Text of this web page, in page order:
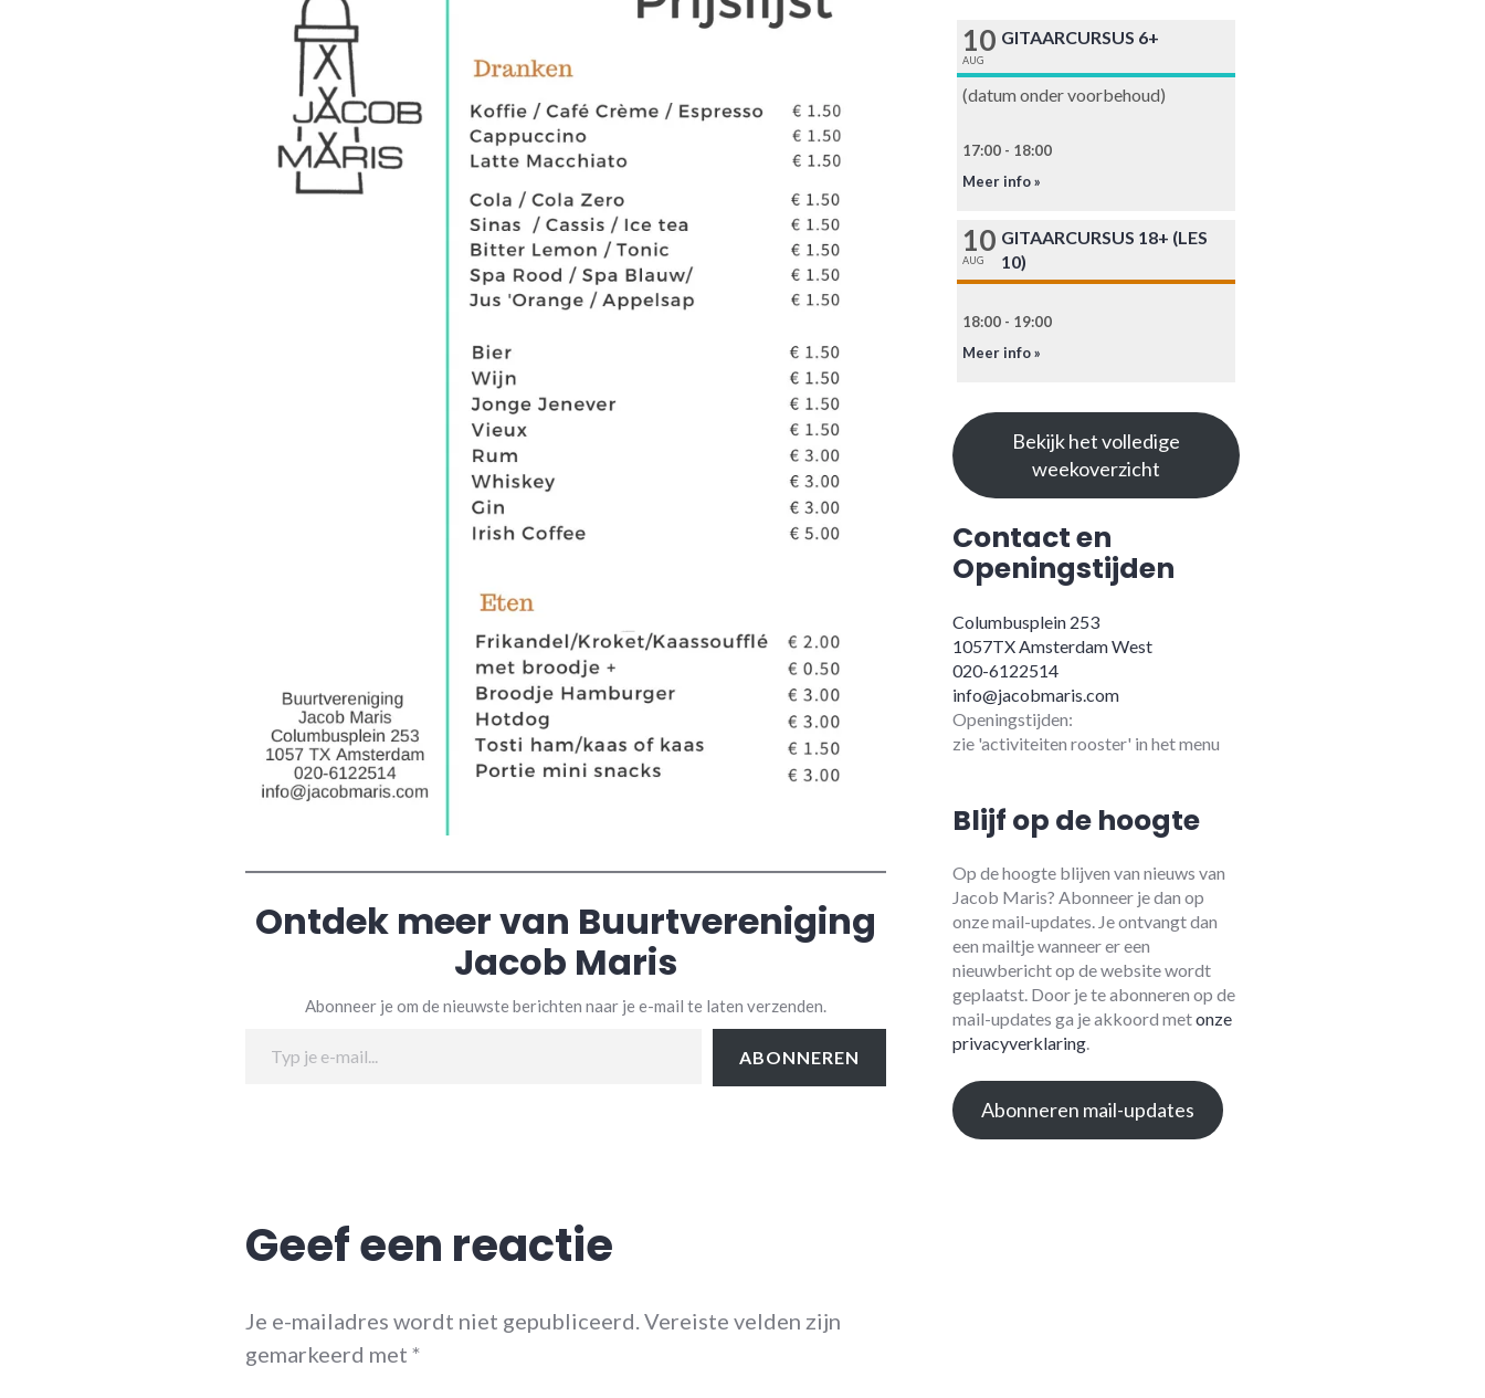
Ontdek meer van Buurtvereniging
Jacob Maris
Abonneer je om de nieuwste berichten naar je e-mail te laten verzenden.
ABONNEREN
Geef een reactie
Je e-mailadres wordt niet gepubliceerd.Vereiste velden zijn
gemarkeerd met *
10
AUG
GITAARCURSUS 6+
(datum onder voorbehoud)
17:00 - 18:00
Meer info »
10
AUG
GITAARCURSUS 18+ (LES
10)
18:00 - 19:00
Meer info »
Bekijk het volledige
weekoverzicht
Contact en
Openingstijden
Columbusplein 253
1057TX Amsterdam West
020-6122514
info@jacobmaris.com
Openingstijden:
zie 'activiteiten rooster' in het menu
Blijf op de hoogte
Op de hoogte blijven van nieuws van
Jacob Maris? Abonneer je dan op
onze mail-updates. Je ontvangt dan
een mailtje wanneer er een
nieuwbericht op de website wordt
geplaatst. Door je te abonneren op de
mail-updates ga je akkoord metonze
privacyverklaring.
Abonneren mail-updates